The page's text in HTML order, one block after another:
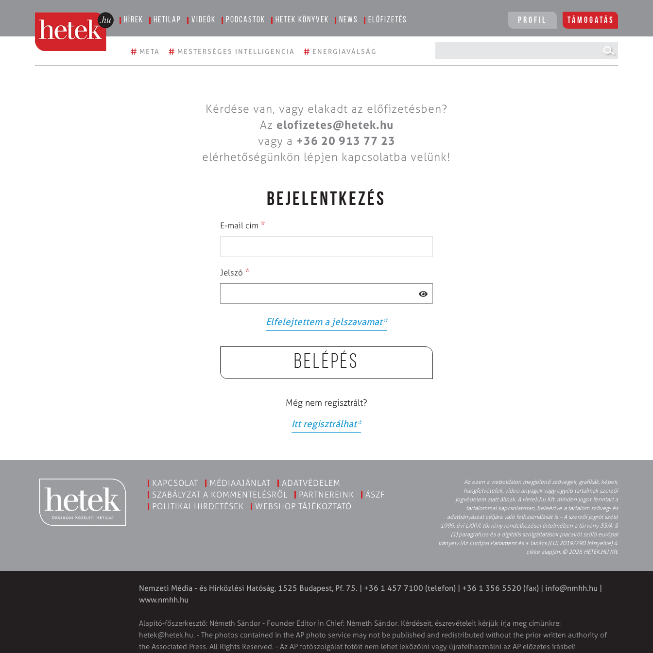
Hírek Hetilap Videók Podcastok Hetek könyvek News Előfizetés Profil Támogatás
# META # MESTERSÉGES INTELLIGENCIA # ENERGIAVÁLSÁG
Kérdése van, vagy elakadt az előfizetésben?
Az elofizetes@hetek.hu
vagy a +36 20 913 77 23
elérhetőségünkön lépjen kapcsolatba velünk!
BEJELENTKEZÉS
E-mail cím *
Jelszó *
Elfelejtettem a jelszavamat*
Belépés
Még nem regisztrált?
Itt regisztrálhat*
KAPCSOLAT MÉDIAAJÁNLAT
ADATVÉDELEM
SZABÁLYZAT A KOMMENTELÉSRŐL
PARTNEREINK
ÁSZF
POLITIKAI HIRDETÉSEK
WEBSHOP TÁJÉKOZTATÓ
Az ezen a weboldalon megjelenő szövegek, grafikák, képek,
hangfelvételek, video anyagok vagy egyéb tartalmak szerzői
jogvédelem alatt állnak. A Hetek.hu Kft. minden jogot fenntart a
tartalommal kapcsolatosan, beleértve a tartalom szöveg- és
adatbányászat céljára való felhasználását is – A szerzői jogról szóló
1999. évi LXXVI. törvény rendelkezései értelmében a törvény 35/A. §
(1) paragrafusa és a digitális szolgáltatások piacairól szóló európai
irányelv (Az Európai Parlament és a Tanács (EU) 2019/790 Irányelve) 4.
cikke alapján. © 2026 HETEK.HU Kft.
Nemzeti Média - és Hírközlési Hatóság, 1525 Budapest, Pf. 75. | +36 1 457 7100 (telefon) | +36 1 356 5520 (fax) | info@nmhh.hu |
www.nmhh.hu
Alapító-főszerkesztő: Németh Sándor - Founder Editor in Chief: Németh Sándor. Kérdéseit, észrevételeit kérjük írja meg címünkre:
hetek@hetek.hu. - The photos contained in the AP photo service may not be published and redistributed without the prior written authority of
the Associated Press. All Rights Reserved. - Az AP fotószolgálat fotóit nem lehet leközölni vagy újrafelhasználni az AP előzetes írásbeli